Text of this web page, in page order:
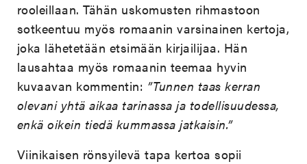
rooleillaan. Tähän uskomusten rihmastoon
sotkeentuu myös romaanin varsinainen kertoja,
joka lähetetään etsimään kirjailijaa. Hän
lausahtaa myös romaanin teemaa hyvin
kuvaavan kommentin: ”Tunnen taas kerran
olevani yhtä aikaa tarinassa ja todellisuudessa,
enkä oikein tiedä kummassa jatkaisin.”
Viinikaisen rönsyilevä tapa kertoa sopii